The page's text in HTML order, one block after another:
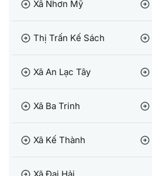
arrow_circle_right Xã Nhơn Mỹ arrow_circle_right
arrow_circle_right Thị Trấn Kế Sách arrow_circle_right
arrow_circle_right Xã An Lạc Tây arrow_circle_right
arrow_circle_right Xã Ba Trinh arrow_circle_right
arrow_circle_right Xã Kế Thành arrow_circle_right